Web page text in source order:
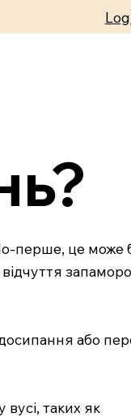
перше, це може
або
таких як